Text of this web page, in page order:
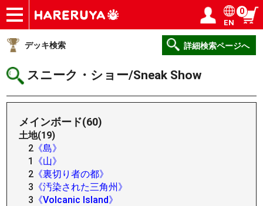
ショップ
買取
記事
デッキ検索
デッキ構築
選手一覧
店舗一覧
イベント
ヘルプ
お問い合わせ ログイン／会員登録
EN
0
デッキ検索 詳細検索ページへ
スニーク・ショー/Sneak Show
メインボード(60)
土地(19)
2 《島》
1
《山》
2 《裏切り者の都》
3 《汚染された三角州》
3 《Volcanic Island》